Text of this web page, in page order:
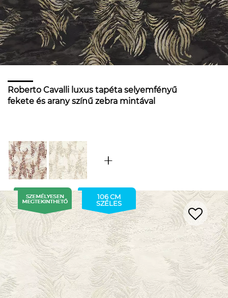
Roberto Cavalli luxus tapéta selyemfényű
fekete és arany színű zebra mintával
106 CM
SZÉLES